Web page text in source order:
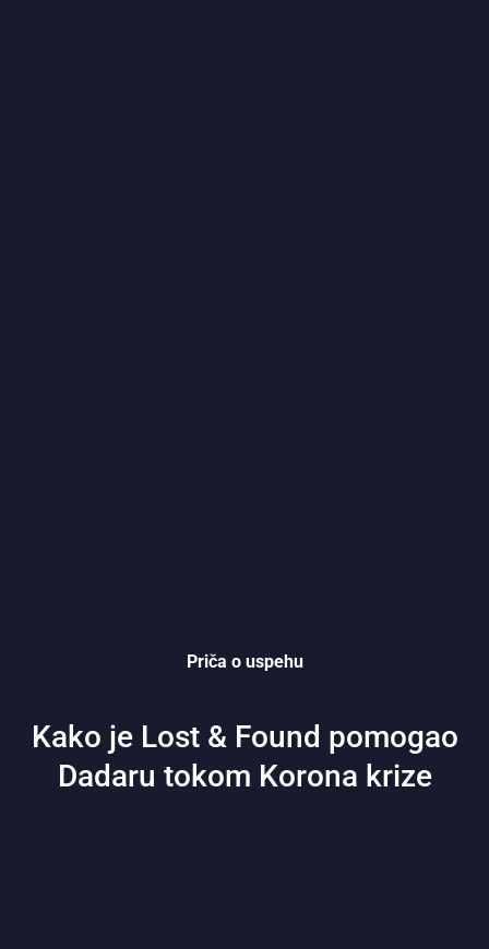
Priča o uspehu
Kako je Lost & Found pomogao
Dadaru tokom Korona krize